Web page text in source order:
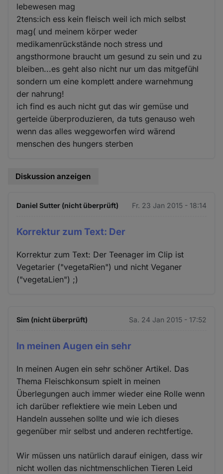
lebewesen mag
2tens:ich ess kein fleisch weil ich mich selbst
mag( und meinem körper weder
medikamenrückstände noch stress und
angsthormone braucht um gesund zu sein und zu
bleiben...es geht also nicht nur um das mitgefühl
sondern um eine komplett andere warnehmung
der nahrung!
ich find es auch nicht gut das wir gemüse und
gerteide überproduzieren, da tuts genauso weh
wenn das alles weggeworfen wird wärend
menschen des hungers sterben
Diskussion anzeigen
Daniel Sutter (nicht überprüft) Fr. 23 Jan 2015 - 18:14
Korrektur zum Text: Der
Korrektur zum Text: Der Teenager im Clip ist
Vegetarier ("vegetaRien") und nicht Veganer
("vegetaLien") ;)
Sim (nicht überprüft) Sa. 24 Jan 2015 - 17:52
In meinen Augen ein sehr
In meinen Augen ein sehr schöner Artikel. Das
Thema Fleischkonsum spielt in meinen
Überlegungen auch immer wieder eine Rolle wenn
ich darüber reflektiere wie mein Leben und
Handeln aussehen sollte und wie ich dieses
gegenüber mir selbst und anderen rechtfertige.
Wir müssen uns natürlich darauf einigen, dass wir
nicht wollen das nichtmenschlichen Tieren Leid